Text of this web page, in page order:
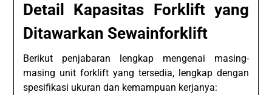
Detail Kapasitas Forklift yang
Ditawarkan Sewainforklift
Berikut penjabaran lengkap mengenai masing-
masing unit forklift yang tersedia, lengkap dengan
spesifikasi ukuran dan kemampuan kerjanya: